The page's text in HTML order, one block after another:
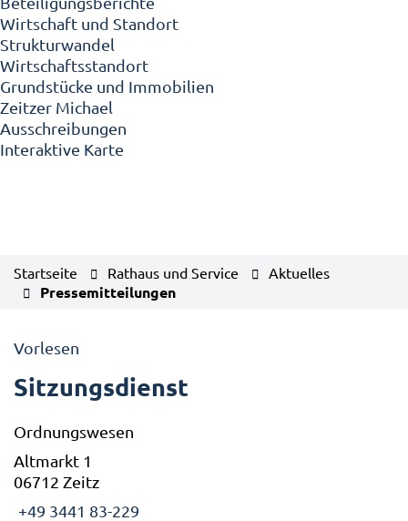
Wirtschaft und Standort
Strukturwandel
Wirtschaftsstandort
Grundstücke und Immobilien
Zeitzer Michael
Ausschreibungen
Interaktive Karte
Startseite Rathaus und Service Aktuelles
Pressemitteilungen
Vorlesen
Sitzungsdienst
Ordnungswesen
Altmarkt 1
06712 Zeitz
+49 3441 83-229